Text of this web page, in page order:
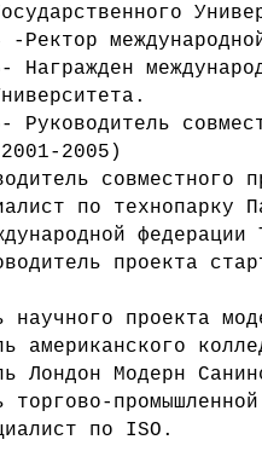
-Ректор
Награжден
Руководитель
2005)
совместного
по технопарку
проекта
научного проекта
американского
Лондон Модерн
торгово-
по ISO.